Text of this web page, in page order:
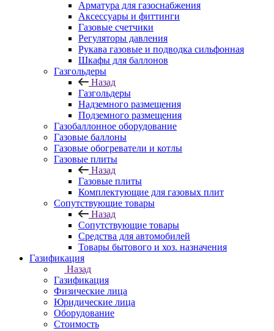
Арматура для газоснабжения
Аксессуары и фиттинги
Газовые счетчики
Регуляторы давления
Рукава газовые и подводка сильфонная
Шкафы для баллонов
Газгольдеры
Назад
Газгольдеры
Надземного размещения
Подземного размещения
Газобаллонное оборудование
Газовые баллоны
Газовые обогреватели и котлы
Газовые плиты
Назад
Газовые плиты
Комплектующие для газовых плит
Сопутствующие товары
Назад
Сопутствующие товары
Средства для автомобилей
Товары бытового и хоз. назначения
Газификация
Назад
Газификация
Физические лица
Юридические лица
Оборудование
Стоимость